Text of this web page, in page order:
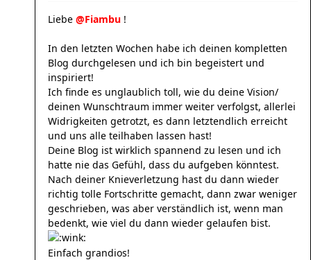
Liebe @Fiambu !
In den letzten Wochen habe ich deinen kompletten
Blog durchgelesen und ich bin begeistert und
inspiriert!
Ich finde es unglaublich toll, wie du deine Vision/
deinen Wunschtraum immer weiter verfolgst, allerlei
Widrigkeiten getrotzt, es dann letztendlich erreicht
und uns alle teilhaben lassen hast!
Deine Blog ist wirklich spannend zu lesen und ich
hatte nie das Gefühl, dass du aufgeben könntest.
Nach deiner Knieverletzung hast du dann wieder
richtig tolle Fortschritte gemacht, dann zwar weniger
geschrieben, was aber verständlich ist, wenn man
bedenkt, wie viel du dann wieder gelaufen bist.
Einfach grandios!